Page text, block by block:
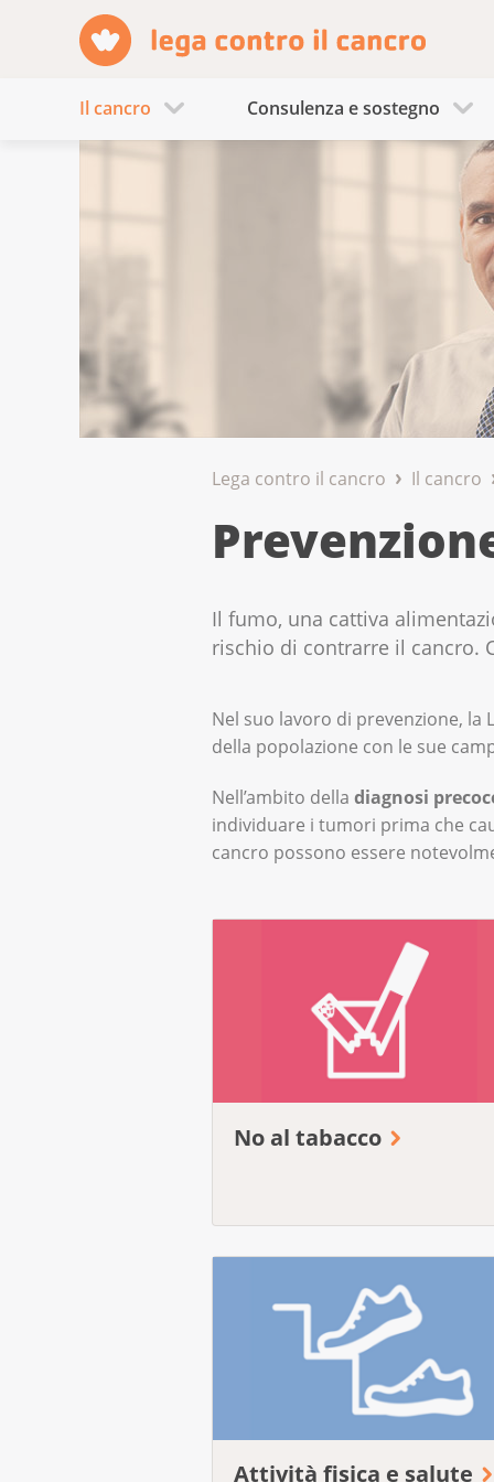
Il cancro Consulenza e sostegno
Lega contro il cancro Il cancro
Il fumo, una cattiva
rischio di contrarre il cancro.
Nel suo lavoro di prevenzione,
della popolazione con le sue
Nell’ambito della diagnosi
individuare i tumori prima che
cancro possono essere
No al tabacco
Attività fisica e salute